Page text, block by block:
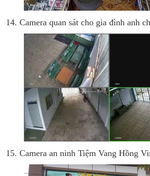
14. Camera quan sát cho gia đình anh
15. Camera an ninh Tiệm Vang Hồng